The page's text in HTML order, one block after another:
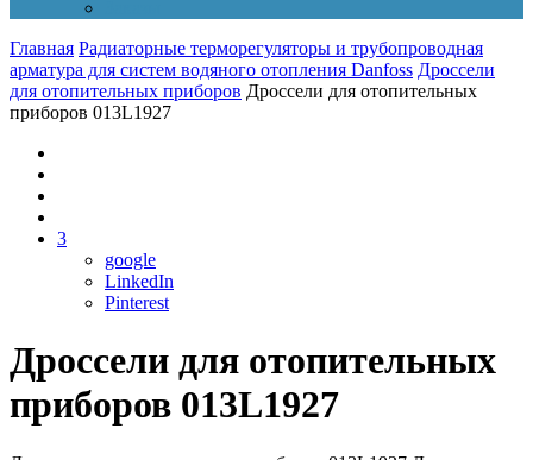
Главная Радиаторные терморегуляторы и трубопроводная
арматура для систем водяного отопления Danfoss Дроссели
для отопительных приборов Дроссели для отопительных
приборов 013L1927
3
google
LinkedIn
Pinterest
Дроссели для отопительных
приборов 013L1927